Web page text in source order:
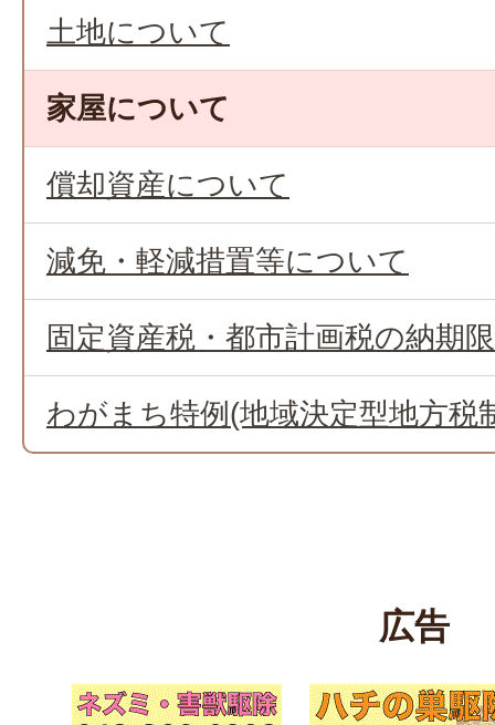
土地について
家屋について
償却資産について
減免・軽減措置等について
固定資産税・都市計画税の納期限
わがまち特例(地域決定型地方税
広告